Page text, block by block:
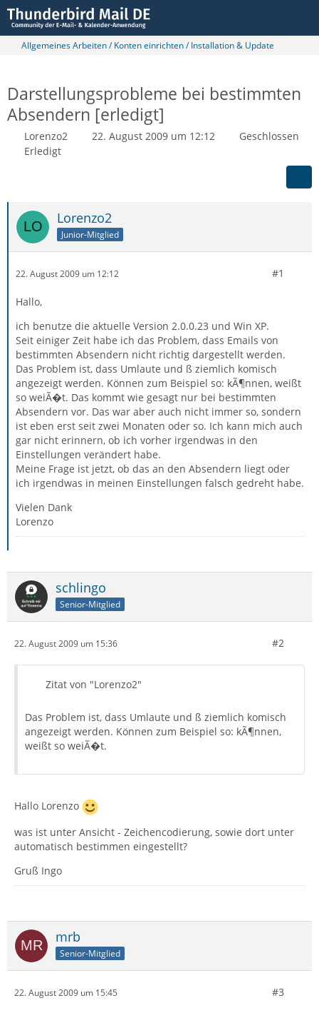
Allgemeines Arbeiten / Konten einrichten / Installation & Update
Darstellungsprobleme bei bestimmten
Absendern [erledigt]
Lorenzo2 22. August 2009 um 12:12
Geschlossen
Erledigt
Lorenzo2
Junior-Mitglied
22. August 2009 um 12:12 #1
Hallo,
ich benutze die aktuelle Version 2.0.0.23 und Win XP.
Seit einiger Zeit habe ich das Problem, dass Emails von
bestimmten Absendern nicht richtig dargestellt werden.
Das Problem ist, dass Umlaute und ß ziemlich komisch
angezeigt werden. Können zum Beispiel so: kÃ¶nnen, weißt
so weiÃ�t. Das kommt wie gesagt nur bei bestimmten
Absendern vor. Das war aber auch nicht immer so, sondern
ist eben erst seit zwei Monaten oder so. Ich kann mich auch
gar nicht erinnern, ob ich vorher irgendwas in den
Einstellungen verändert habe.
Meine Frage ist jetzt, ob das an den Absendern liegt oder
ich irgendwas in meinen Einstellungen falsch gedreht habe.
Vielen Dank
Lorenzo
schlingo
Senior-Mitglied
22. August 2009 um 15:36 #2
Zitat von "Lorenzo2"
Das Problem ist, dass Umlaute und ß ziemlich komisch
angezeigt werden. Können zum Beispiel so: kÃ¶nnen,
weißt so weiÃ�t.
Hallo Lorenzo
was ist unter Ansicht - Zeichencodierung, sowie dort unter
automatisch bestimmen eingestellt?
Gruß Ingo
mrb
Senior-Mitglied
22. August 2009 um 15:45 #3